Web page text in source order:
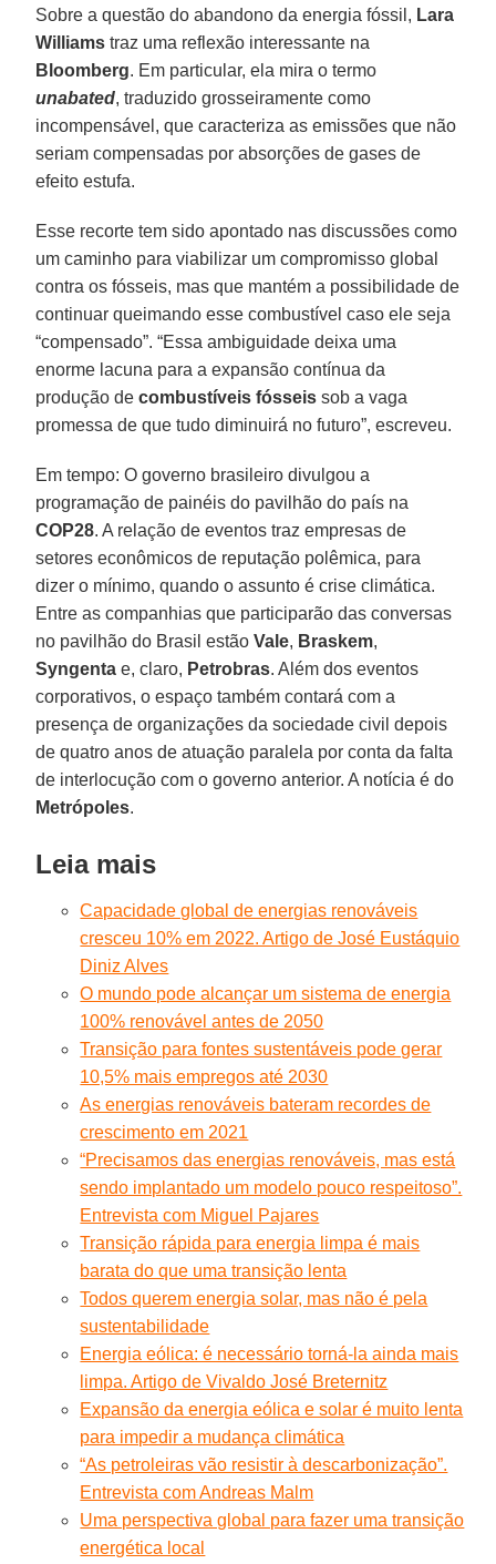
Sobre a questão do abandono da energia fóssil, Lara
Williams traz uma reflexão interessante na
Bloomberg. Em particular, ela mira o termo
unabated, traduzido grosseiramente como
incompensável, que caracteriza as emissões que não
seriam compensadas por absorções de gases de
efeito estufa.
Esse recorte tem sido apontado nas discussões como
um caminho para viabilizar um compromisso global
contra os fósseis, mas que mantém a possibilidade de
continuar queimando esse combustível caso ele seja
“compensado”. “Essa ambiguidade deixa uma
enorme lacuna para a expansão contínua da
produção decombustíveis fósseis sob a vaga
promessa de que tudo diminuirá no futuro”, escreveu.
Em tempo: O governo brasileiro divulgou a
programação de painéis do pavilhão do país na
COP28. A relação de eventos traz empresas de
setores econômicos de reputação polêmica, para
dizer o mínimo, quando o assunto é crise climática.
Entre as companhias que participarão das conversas
no pavilhão do Brasil estãoVale, Braskem,
Syngenta e, claro, Petrobras. Além dos eventos
corporativos, o espaço também contará com a
presença de organizações da sociedade civil depois
de quatro anos de atuação paralela por conta da falta
de interlocução com o governo anterior. A notícia é do
Metrópoles.
Leia mais
Capacidade global de energias renováveis
cresceu 10% em 2022. Artigo de José Eustáquio
Diniz Alves
O mundo pode alcançar um sistema de energia
100% renovável antes de 2050
Transição para fontes sustentáveis pode gerar
10,5% mais empregos até 2030
As energias renováveis bateram recordes de
crescimento em 2021
“Precisamos das energias renováveis, mas está
sendo implantado um modelo pouco respeitoso”.
Entrevista com Miguel Pajares
Transição rápida para energia limpa é mais
barata do que uma transição lenta
Todos querem energia solar, mas não é pela
sustentabilidade
Energia eólica: é necessário torná-la ainda mais
limpa. Artigo de Vivaldo José Breternitz
Expansão da energia eólica e solar é muito lenta
para impedir a mudança climática
“As petroleiras vão resistir à descarbonização”.
Entrevista com Andreas Malm
Uma perspectiva global para fazer uma transição
energética local